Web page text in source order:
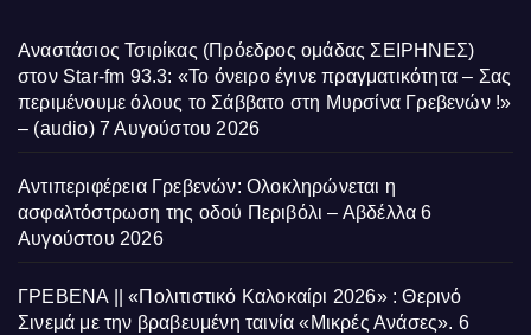
Αναστάσιος Τσιρίκας (Πρόεδρος ομάδας ΣΕΙΡΗΝΕΣ)
στον Star-fm 93.3: «Το όνειρο έγινε πραγματικότητα – Σας
περιμένουμε όλους το Σάββατο στη Μυρσίνα Γρεβενών !»
– (audio) 7 Αυγούστου 2026
Αντιπεριφέρεια Γρεβενών: Ολοκληρώνεται η
ασφαλτόστρωση της οδού Περιβόλι – Αβδέλλα 6
Αυγούστου 2026
ΓΡΕΒΕΝΑ || «Πολιτιστικό Καλοκαίρι 2026» : Θερινό
Σινεμά με την βραβευμένη ταινία «Μικρές Ανάσες». 6